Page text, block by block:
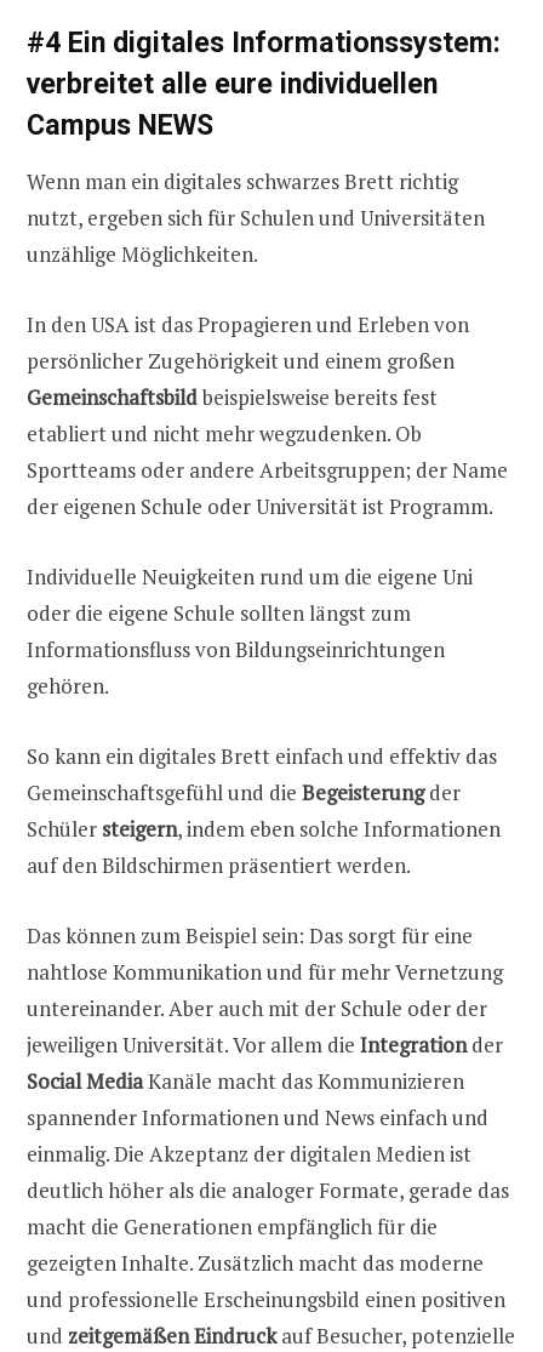
#4 Ein digitales Informationssystem:
verbreitet alle eure individuellen
Campus NEWS
Wenn man ein digitales schwarzes Brett richtig
nutzt, ergeben sich für Schulen und Universitäten
unzählige Möglichkeiten.
In den USA ist das Propagieren und Erleben von
persönlicher Zugehörigkeit und einem großen
Gemeinschaftsbildbeispielsweise bereits fest
etabliert und nicht mehr wegzudenken. Ob
Sportteams oder andere Arbeitsgruppen; der Name
der eigenen Schule oder Universität ist Programm.
Individuelle Neuigkeiten rund um die eigene Uni
oder die eigene Schule sollten längst zum
Informationsfluss von Bildungseinrichtungen
gehören.
So kann ein digitales Brett einfach und effektiv das
Gemeinschaftsgefühl und die Begeisterungder
Schüler steigern, indem eben solche Informationen
auf den Bildschirmen präsentiert werden.
Das können zum Beispiel sein: Das sorgt für eine
nahtlose Kommunikation und für mehr Vernetzung
untereinander. Aber auch mit der Schule oder der
jeweiligen Universität. Vor allem die Integrationder
Social MediaKanäle macht das Kommunizieren
spannender Informationen und News einfach und
einmalig. Die Akzeptanz der digitalen Medien ist
deutlich höher als die analoger Formate, gerade das
macht die Generationen empfänglich für die
gezeigten Inhalte. Zusätzlich macht das moderne
und professionelle Erscheinungsbild einen positiven
und zeitgemäßen Eindruckauf Besucher, potenzielle